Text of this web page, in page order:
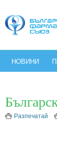
НОВИНИ
Разпечатай